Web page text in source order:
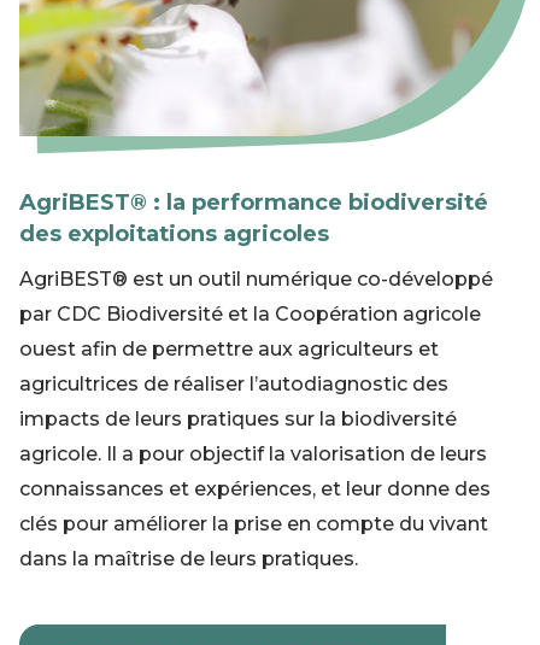
AgriBEST® : la performance biodiversité
des exploitations agricoles
AgriBEST® est un outil numérique co-développé
par CDC Biodiversité et la Coopération agricole
ouest afin de permettre aux agriculteurs et
agricultrices de réaliser l’autodiagnostic des
impacts de leurs pratiques sur la biodiversité
agricole. Il a pour objectif la valorisation de leurs
connaissances et expériences, et leur donne des
clés pour améliorer la prise en compte du vivant
dans la maîtrise de leurs pratiques.